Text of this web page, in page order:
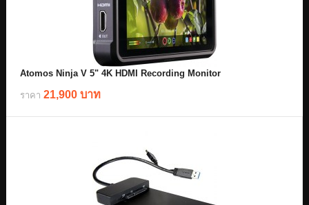
Atomos Ninja V 5" 4K HDMI Recording Monitor
ราคา 21,900 บาท